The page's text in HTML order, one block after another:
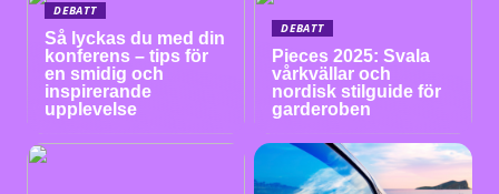
DEBATT
Så lyckas du med din
konferens – tips för
en smidig och
inspirerande
upplevelse
DEBATT
Pieces 2025: Svala
vårkvällar och
nordisk stilguide för
garderoben